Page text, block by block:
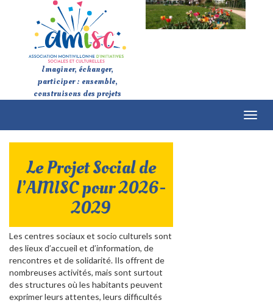
Imaginer, échanger,
participer : ensemble,
construisons des projets
Le Projet Social de
l’AMISC pour 2026-
2029
Les centres sociaux et socio culturels sont
des lieux d’accueil et d’information, de
rencontres et de solidarité. Ils offrent de
nombreuses activités, mais sont surtout
des structures où les habitants peuvent
exprimer leurs attentes, leurs difficultés